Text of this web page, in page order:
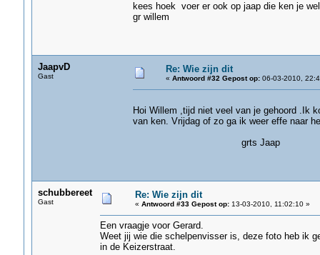
kees hoek voer er ook op jaap die ken je
gr willem
JaapvD
Gast
Re: Wie zijn dit
« Antwoord #32 Gepost op:06-03-2010,
Hoi Willem ,tijd niet veel van je gehoord .Ik
van ken. Vrijdag of zo ga ik weer effe naar
grts Jaap
schubbereet
Gast
Re: Wie zijn dit
« Antwoord #33 Gepost op:13-03-2010, 11:02:10 »
Een vraagje voor Gerard.
Weet jij wie die schelpenvisser is, deze foto heb ik
in de Keizerstraat.